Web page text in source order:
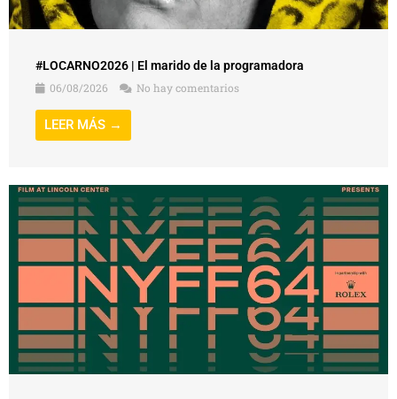
#LOCARNO2026 | El marido de la programadora
06/08/2026
No hay comentarios
LEER MÁS →